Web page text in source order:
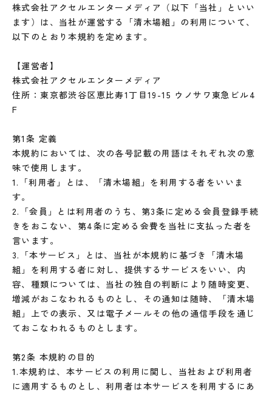
株式会社アクセルエンターメディア（以下「当社」といい
ます）は、当社が運営する「清木場組」の利用について、
以下のとおり本規約を定めます。
【運営者】
株式会社アクセルエンターメディア
住所：東京都渋谷区恵比寿1丁目19-15 ウノサワ東急ビル4
F
第1条 定義
本規約においては、次の各号記載の用語はそれぞれ次の意
味で使用します。
1.「利用者」とは、「清木場組」を利用する者をいいま
す。
2.「会員」とは利用者のうち、第3条に定める会員登録手続
きをおこない、第4条に定める会費を当社に支払った者を
言います。
3.「本サービス」とは、当社が本規約に基づき「清木場
組」を利用する者に対し、提供するサービスをいい、内
容、種類については、当社の独自の判断により随時変更、
増減がおこなわれるものとし、その通知は随時、「清木場
組」上での表示、又は電子メールその他の通信手段を通じ
ておこなわれるものとします。
第2条 本規約の目的
1.本規約は、本サービスの利用に関し、当社および利用者
に適用するものとし、利用者は本サービスを利用するにあ